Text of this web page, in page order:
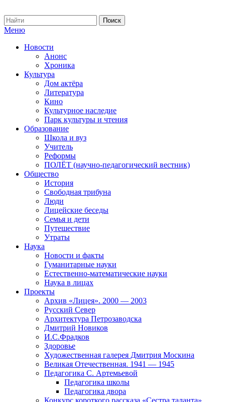
Меню
Новости
Анонс
Хроника
Культура
Дом актёра
Литература
Кино
Культурное наследие
Парк культуры и чтения
Образование
Школа и вуз
Учитель
Реформы
ПОЛЁТ (научно-педагогический вестник)
Общество
История
Свободная трибуна
Люди
Лицейские беседы
Семья и дети
Путешествие
Утраты
Наука
Новости и факты
Гуманитарные науки
Естественно-математические науки
Наука в лицах
Проекты
Архив «Лицея». 2000 — 2003
Русский Север
Архитектура Петрозаводска
Дмитрий Новиков
И.С.Фрадков
Здоровье
Художественная галерея Дмитрия Москина
Великая Отечественная. 1941 — 1945
Педагогика С. Артемьевой
Педагогика школы
Педагогика двора